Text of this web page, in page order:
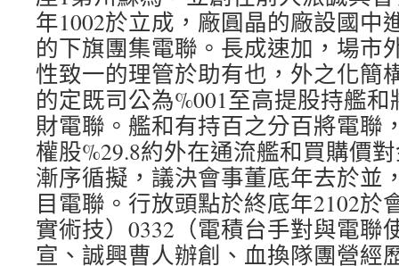
年1002於立成，廠圓晶的廠設國中
的下旗團集電聯。長成速加，場市
性致一的理管於助有也，外之化簡
的定既司公為%001至高提股持艦
財電聯。艦和有持百之分百將電聯
權股%29.8約外在通流艦和買購價
漸序循擬，議決會事董底年去於並
目電聯。行放頭點於終底年2102於
實術技）0332（電積台手對與電聯
宣、誠興曹人辦創、血換隊團營經